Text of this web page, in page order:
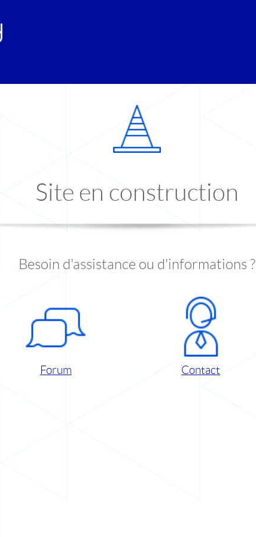
Site en construction
Besoin d'assistance ou d'informations ?
Forum Contact